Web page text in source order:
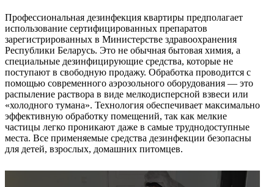
Профессиональная дезинфекция квартиры предполагает
использование сертифицированных препаратов
зарегистрированных в Министерстве здравоохранения
Республики Беларусь. Это не обычная бытовая химия, а
специальные дезинфицирующие средства, которые не
поступают в свободную продажу. Обработка проводится с
помощью современного аэрозольного оборудования — это
распыление раствора в виде мелкодисперсной взвеси или
«холодного тумана». Технология обеспечивает максимально
эффективную обработку помещений, так как мелкие
частицы легко проникают даже в самые труднодоступные
места. Все применяемые средства дезинфекции безопасны
для детей, взрослых, домашних питомцев.